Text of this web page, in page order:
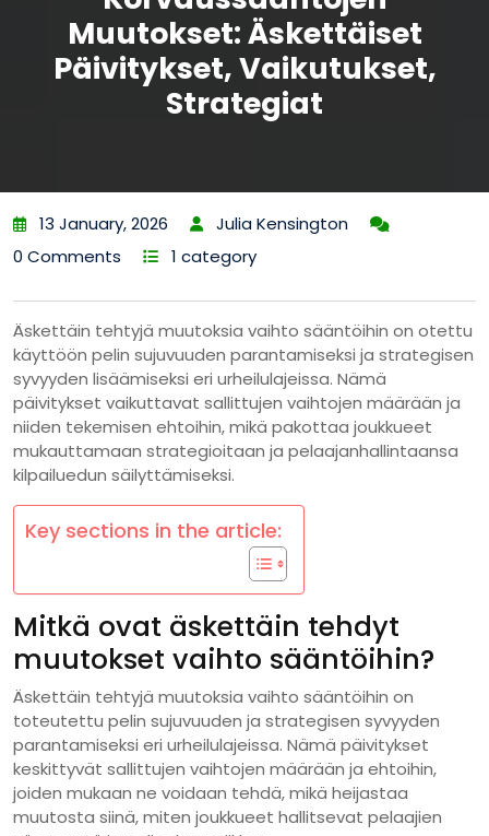
Muutokset: Äskettäiset
Päivitykset, Vaikutukset,
Strategiat
13 January, 2026
Julia Kensington
0 Comments
1 category
Äskettäin tehtyjä muutoksia vaihto sääntöihin on otettu
käyttöön pelin sujuvuuden parantamiseksi ja strategisen
syvyyden lisäämiseksi eri urheilulajeissa. Nämä
päivitykset vaikuttavat sallittujen vaihtojen määrään ja
niiden tekemisen ehtoihin, mikä pakottaa joukkueet
mukauttamaan strategioitaan ja pelaajanhallintaansa
kilpailuedun säilyttämiseksi.
Key sections in the article:
Mitkä ovat äskettäin tehdyt
muutokset vaihto sääntöihin?
Äskettäin tehtyjä muutoksia vaihto sääntöihin on
toteutettu pelin sujuvuuden ja strategisen syvyyden
parantamiseksi eri urheilulajeissa. Nämä päivitykset
keskittyvät sallittujen vaihtojen määrään ja ehtoihin,
joiden mukaan ne voidaan tehdä, mikä heijastaa
muutosta siinä, miten joukkueet hallitsevat pelaajien